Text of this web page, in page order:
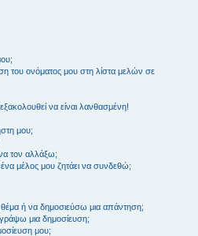
ονόματος μου στη λίστα μελών σε
να είναι λανθασμένη!
μου;
τον αλλάξω;
μέλος μου ζητάει να συνδεθώ;
ή να δημοσιεύσω μια απάντηση;
μια δημοσίευση;
μου;